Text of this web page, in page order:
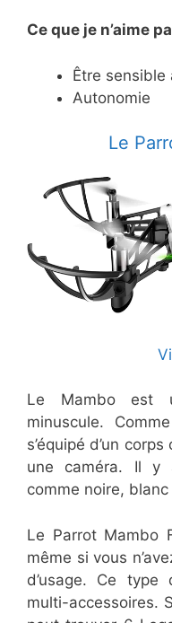
Ce que je n’aime
Être sensible
Autonomie
​Le
Le Mambo est
minuscule.
s’équipé d’un
une caméra. Il y
comme noire,
Le Parrot Mambo
même si vous
d’usage. Ce
multi-accessoires.